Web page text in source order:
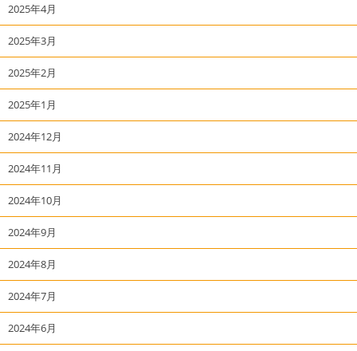
2025年4月
2025年3月
2025年2月
2025年1月
2024年12月
2024年11月
2024年10月
2024年9月
2024年8月
2024年7月
2024年6月